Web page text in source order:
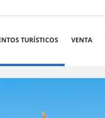
TURÍSTICOS VENTA